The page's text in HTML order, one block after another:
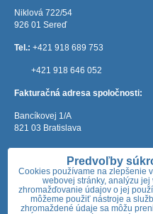
Niklová 722/54
926 01 Sereď
Tel.: +421 918 689 753
+421 918 646 052
Fakturačná adresa spoločnosti:
Bancíkovej 1/A
821 03 Bratislava
Otváracie hodiny:
Pondelok: 7:30 - 18:00
Utorok: 7:30 - 18:00
Predvoľby
Cookies používame na zlepšenie
webovej stránky, analýzu jej
zhromažďovanie údajov o jej
môžeme použiť nástroje a
zhromaždené údaje sa môžu